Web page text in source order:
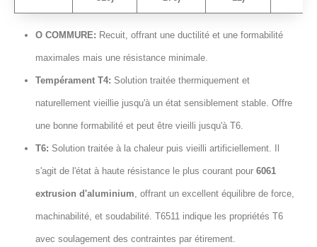
O COMMURE: Recuit, offrant une ductilité et une formabilité
maximales mais une résistance minimale.
Tempérament T4: Solution traitée thermiquement et
naturellement vieillie jusqu'à un état sensiblement stable. Offre
une bonne formabilité et peut être vieilli jusqu'à T6.
T6: Solution traitée à la chaleur puis vieilli artificiellement. Il
s'agit de l'état à haute résistance le plus courant pour 6061
extrusion d'aluminium , offrant un excellent équilibre de force,
machinabilité, et soudabilité. T6511 indique les propriétés T6
avec soulagement des contraintes par étirement.